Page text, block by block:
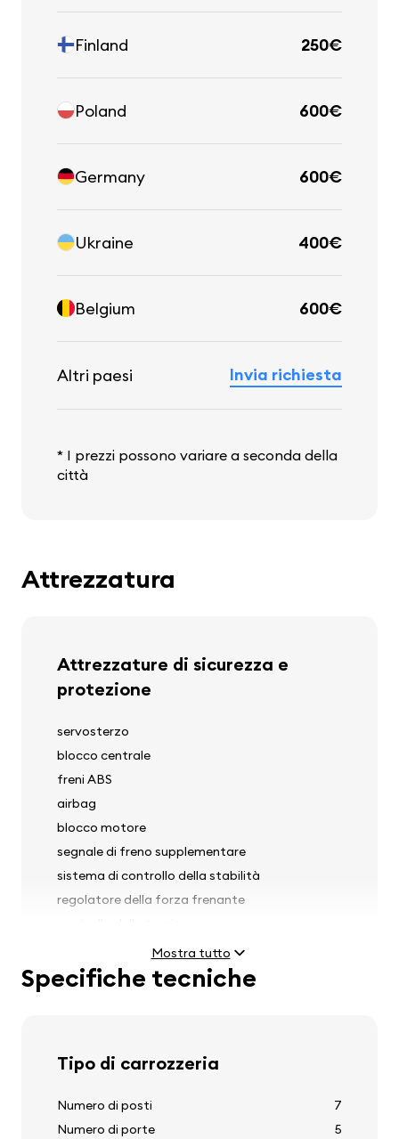
Finland 250€
Poland 600€
Germany 600€
Ukraine 400€
Belgium 600€
Altri paesi Invia richiesta
* I prezzi possono variare a seconda della
città
Attrezzatura
Attrezzature di sicurezza e
protezione
servosterzo
blocco centrale
freni ABS
airbag
blocco motore
segnale di freno supplementare
sistema di controllo della stabilità
regolatore della forza frenante
pre-tensori delle cinture di sicurezza sui sedili
anteriori
sensore della pioggia
fari antinebbia
Mostra tutto
Specifiche tecniche
Tipo di carrozzeria
Numero di posti
7
Numero di porte
5